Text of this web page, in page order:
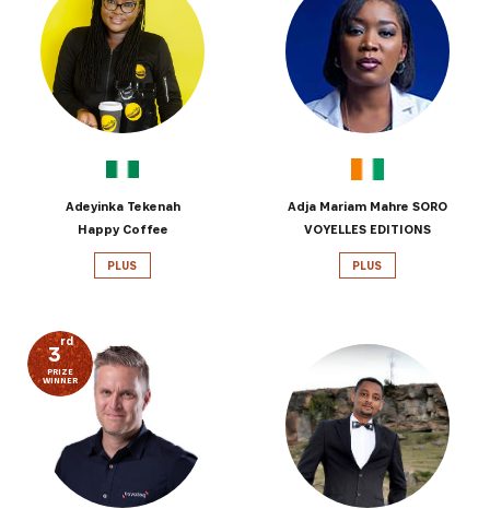
INSCRIVEZ-VOUS À NOTRE
NEWSLETTER
Recevez les dernières informations sur l'Africa
Netpreneur Prize Initiative, nos héros et nos
Adeyinka Tekenah
Happy Coffee
PLUS
Adja Mariam Mahre SORO
VOYELLES EDITIONS
PLUS
3rd
PRIZE
WINNER